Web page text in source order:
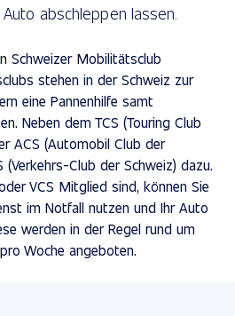
abschleppen lassen.
Schweizer Mobilitätsclub
stehen in der Schweiz zur
eine Pannenhilfe samt
Neben dem TCS (Touring Club
ACS (Automobil Club der
(Verkehrs-Club der Schweiz) dazu.
VCS Mitglied sind, können Sie
im Notfall nutzen und Ihr Auto
werden in der Regel rund um
Woche angeboten.